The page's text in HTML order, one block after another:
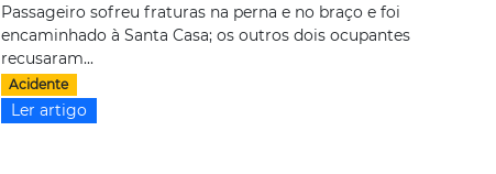
Passageiro sofreu fraturas na perna e no braço e foi
encaminhado à Santa Casa; os outros dois ocupantes
recusaram...
Acidente
Ler artigo